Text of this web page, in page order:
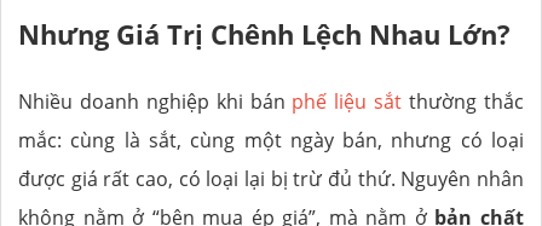
Nhưng Giá Trị Chênh Lệch Nhau Lớn?
Nhiều doanh nghiệp khi bán phế liệu sắt thường thắc
mắc: cùng là sắt, cùng một ngày bán, nhưng có loại
được giá rất cao, có loại lại bị trừ đủ thứ. Nguyên nhân
không nằm ở “bên mua ép giá”, mà nằm ở bản chất